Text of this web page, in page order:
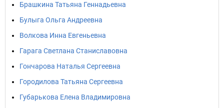
Брашкина Татьяна Геннадьевна
Булыга Ольга Андреевна
Волкова Инна Евгеньевна
Гарага Светлана Станиславовна
Гончарова Наталья Сергеевна
Городилова Татьяна Сергеевна
Губарькова Елена Владимировна